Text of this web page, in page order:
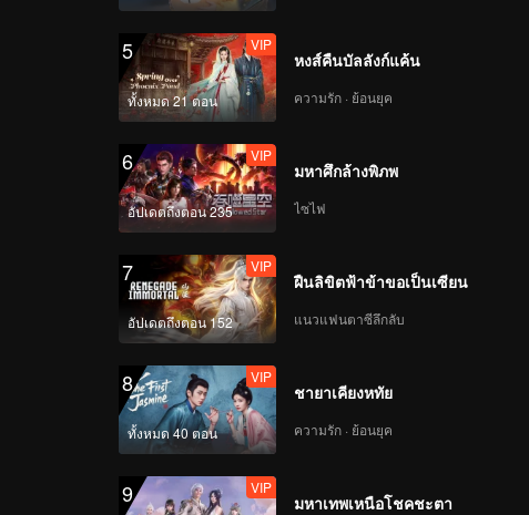
5
ทั้งหมด 21 ตอน
VIP
หงส์คืนบัลลังก์แค้น
ความรัก · ย้อนยุค
6
อัปเดตถึงตอน 235
VIP
มหาศึกล้างพิภพ
ไซไฟ
7
อัปเดตถึงตอน 152
VIP
ฝืนลิขิตฟ้าข้าขอเป็นเซียน
แนวแฟนตาซีลึกลับ
8
ทั้งหมด 40 ตอน
VIP
ชายาเคียงหทัย
ความรัก · ย้อนยุค
9 VIP
มหาเทพเหนือโชคชะตา